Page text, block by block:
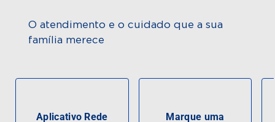
O atendimento e o cuidado que a sua
família merece
Aplicativo Rede
Marque uma